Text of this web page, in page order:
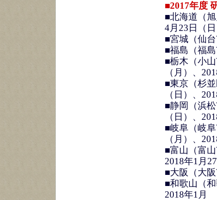
■2017年度
■北海道（
4月23日（
■宮城（仙
■福島（福
■栃木（小
（月）、
■東京（杉
（日）、
■静岡（浜
（日）、
■岐阜（岐
（月）、
■富山（富
2018年1月
■大阪（大
■和歌山（
2018年1月
2013年度 「登録販売者の資
2012年度 「登録販売者の資